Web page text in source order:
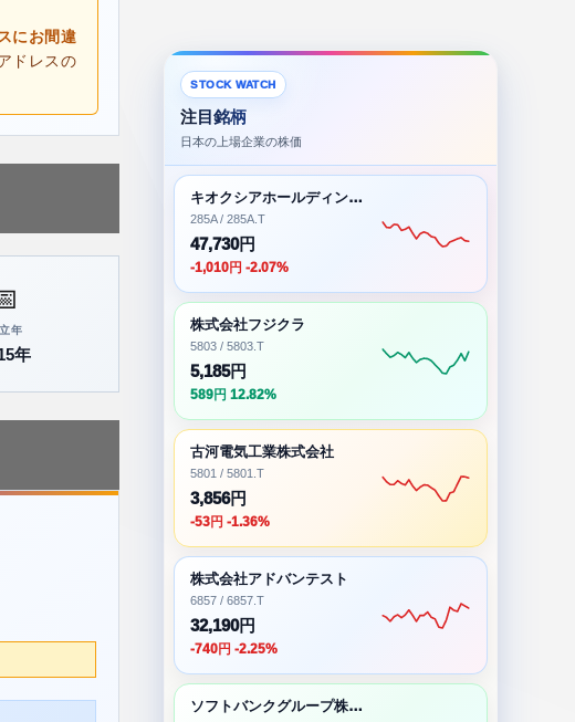
にお間違
ドレスの
年
年
STOCK WATCH
注目銘柄
日本の上場企業の株価
キオクシアホールディングス株式会社
285A / 285A.T
47,730円
-1,010円 -2.07%
株式会社フジクラ
5803 / 5803.T
5,185円
589円 12.82%
古河電気工業株式会社
5801 / 5801.T
3,856円
-53円 -1.36%
株式会社アドバンテスト
6857 / 6857.T
32,190円
-740円 -2.25%
ソフトバンクグループ株式会社